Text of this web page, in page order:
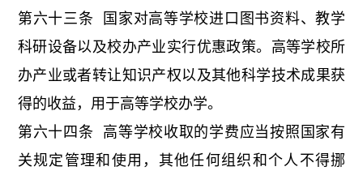
第六十三条 国家对高等学校进口图书资料、教学
科研设备以及校办产业实行优惠政策。高等学校所
办产业或者转让知识产权以及其他科学技术成果获
得的收益，用于高等学校办学。
第六十四条 高等学校收取的学费应当按照国家有
关规定管理和使用，其他任何组织和个人不得挪